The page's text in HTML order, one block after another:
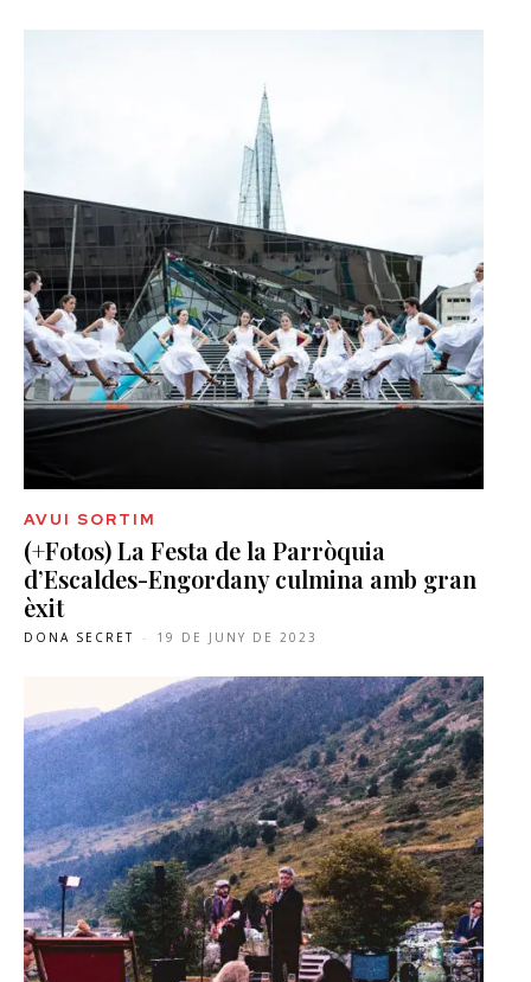
AVUI SORTIM
(+Fotos) La Festa de la Parròquia
d’Escaldes-Engordany culmina amb gran
èxit
DONA SECRET - 19 DE JUNY DE 2023